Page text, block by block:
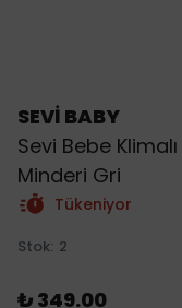
SEVİ BABY
Sevi Bebe
Minderi Gri
Tükeniyor
Stok: 2
₺ 349.00